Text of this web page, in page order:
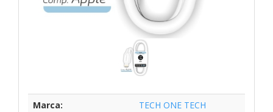
Marca:
TECH ONE TECH